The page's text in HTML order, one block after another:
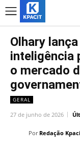
Olhary
inteligência
o mercado
GERAL
27 de junho de 2026
Por Redação